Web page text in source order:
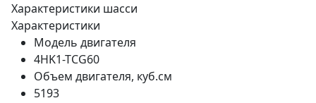
Характеристики шасси
Характеристики
Модель двигателя
4HK1-TCG60
Объем двигателя, куб.см
5193